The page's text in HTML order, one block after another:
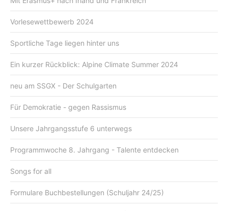
Vorlesewettbewerb 2024
Sportliche Tage liegen hinter uns
Ein kurzer Rückblick: Alpine Climate Summer 2024
neu am SSGX - Der Schulgarten
Für Demokratie - gegen Rassismus
Unsere Jahrgangsstufe 6 unterwegs
Programmwoche 8. Jahrgang - Talente entdecken
Songs for all
Formulare Buchbestellungen (Schuljahr 24/25)